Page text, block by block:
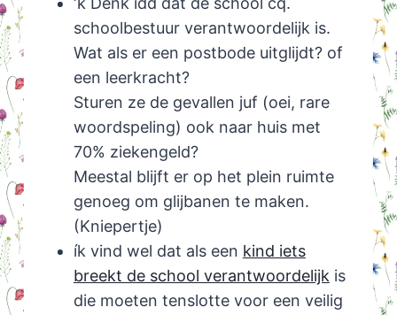
schoolbestuur verantwoordelijk is.
Wat als er een postbode uitglijdt? of
een leerkracht?
Sturen ze de gevallen juf (oei, rare
woordspeling) ook naar huis met
70% ziekengeld?
Meestal blijft er op het plein ruimte
genoeg om glijbanen te maken.
(Kniepertje)
ík vind wel dat als een kind iets
breekt de school verantwoordelijkis
die moeten tenslotte voor een veilig